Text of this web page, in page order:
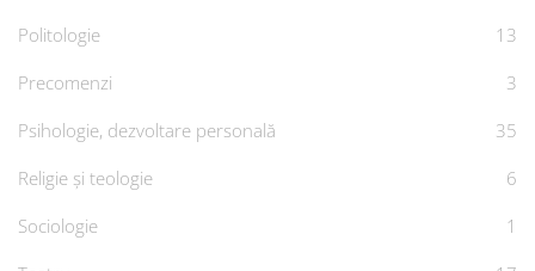
Politologie
13
Precomenzi
3
Psihologie, dezvoltare personală
35
Religie și teologie
6
Sociologie
1